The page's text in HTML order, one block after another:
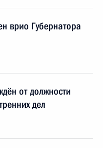
врио Губернатора
от должности
дел